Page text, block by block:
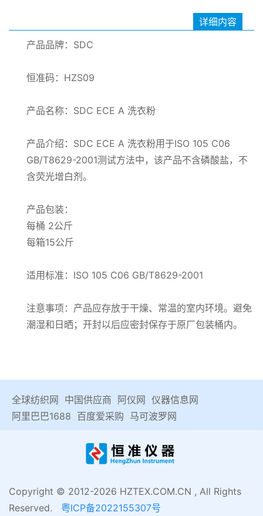
详细内容
产品品牌：SDC
恒准码：HZS09
产品名称：SDC ECE A 洗衣粉
产品介绍：SDC ECE A 洗衣粉用于ISO 105 C06
GB/T8629-2001测试方法中，该产品不含磷酸盐，不
含荧光增白剂。
产品包装：
每桶 2公斤
每箱15公斤
适用标准：ISO 105 C06 GB/T8629-2001
注意事项：产品应存放于干燥、常温的室内环境。避免
潮湿和日晒；开封以后应密封保存于原厂包装桶内。
全球纺织网 中国供应商 阿仪网 仪器信息网
阿里巴巴1688 百度爱采购 马可波罗网
Copyright © 2012-2026 HZTEX.COM.CN , All Rights
Reserved. 粤ICP备2022155307号